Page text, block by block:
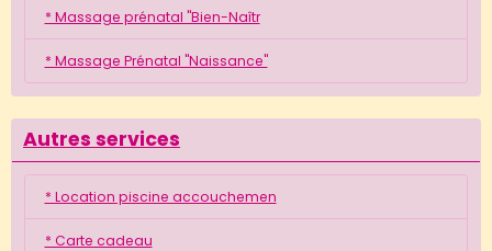
* Massage prénatal "Bien-Naîtr
* Massage Prénatal "Naissance"
Autres services
* Location piscine accouchemen
* Carte cadeau